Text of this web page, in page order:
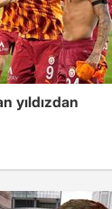
yıldızdan